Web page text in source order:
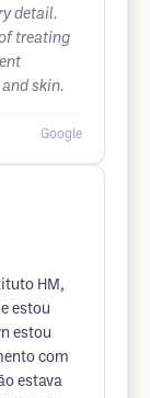
detail.
treating
skin.
Google
HM,
estou
estou
com
estava